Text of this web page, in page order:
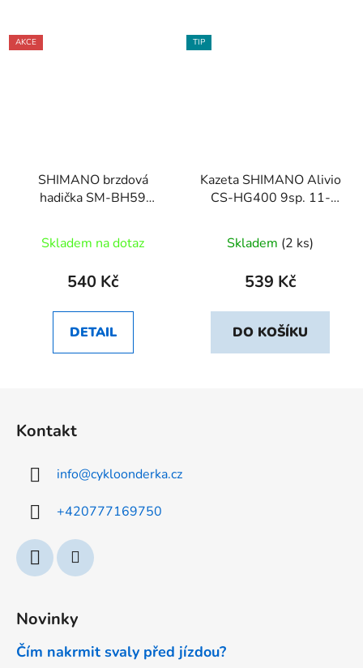
AKCE
SHIMANO brzdová
hadička SM-BH59
Skladem na dotaz
540 Kč
DETAIL
TIP
Kazeta SHIMANO Alivio
CS-HG400 9sp. 11-
Skladem (2 ks)
539 Kč
DO KOŠÍKU
Kontakt
info@cykloonderka.cz
+420777169750
Novinky
Čím nakrmit svaly před jízdou?